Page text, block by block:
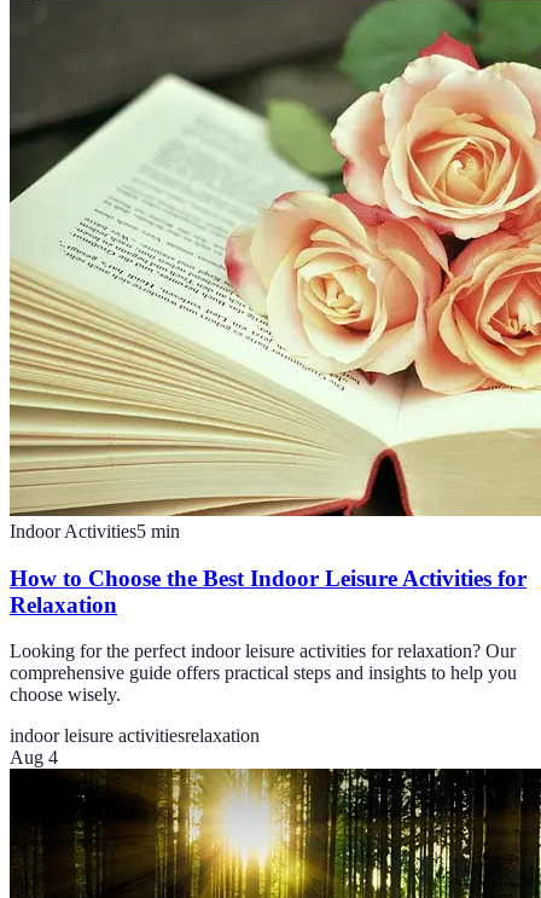
Indoor Activities5 min
How to Choose the Best Indoor Leisure Activities for
Relaxation
Looking for the perfect indoor leisure activities for relaxation? Our
comprehensive guide offers practical steps and insights to help you
choose wisely.
indoor leisure activitiesrelaxation
Aug 4